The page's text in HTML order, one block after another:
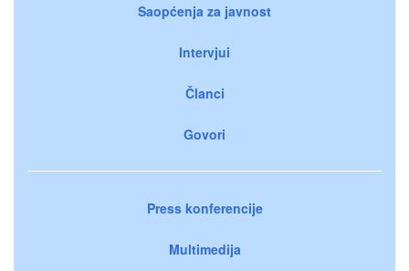
Saopćenja za javnost
Intervjui
Članci
Govori
Press konferencije
Multimedija